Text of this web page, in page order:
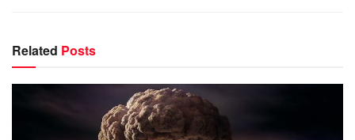
Related Posts